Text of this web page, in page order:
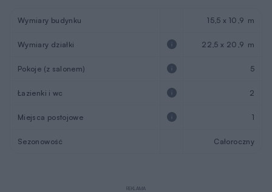
Wymiary budynku 15,5 x 10,9 m
Wymiary działki 22,5 x 20,9 m
Pokoje (z salonem) 5
Łazienki i wc 2
Miejsca postojowe 1
Sezonowość Całoroczny
REKLAMA